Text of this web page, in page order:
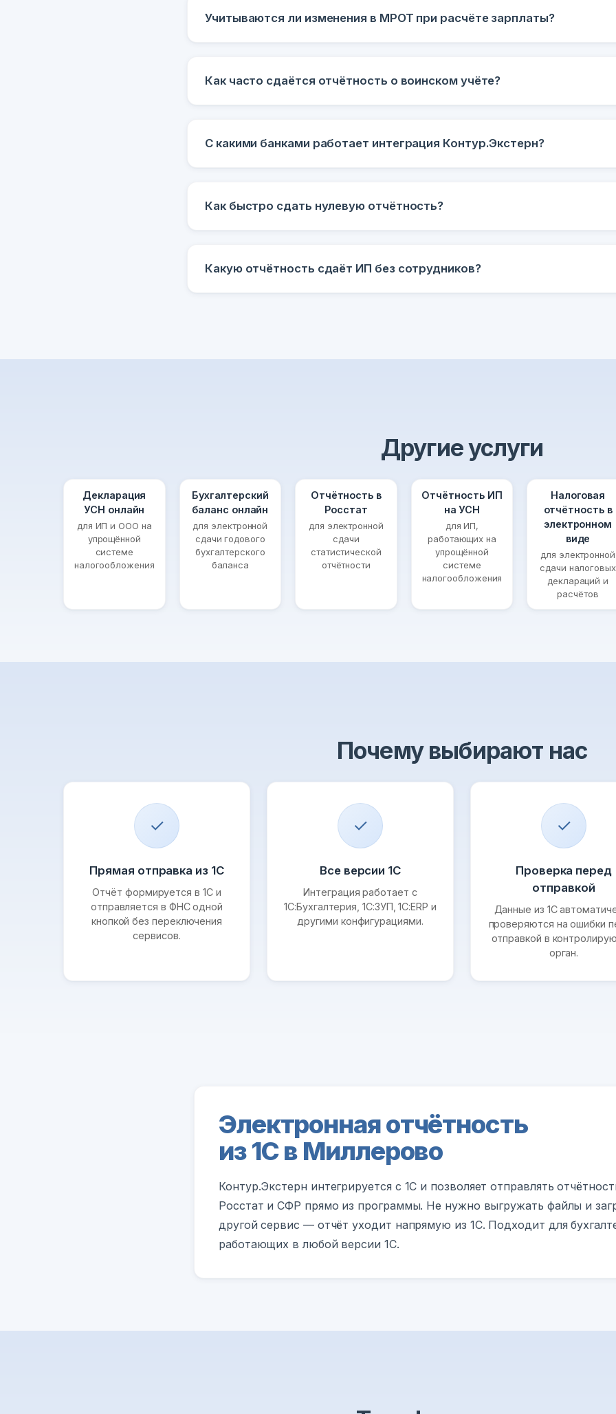
Учитываются ли изменения в МРОТ при расчёте зарплаты?
Как часто сдаётся отчётность о воинском учёте?
С какими банками работает интеграция Контур.Экстерн?
Как быстро сдать нулевую отчётность?
Какую отчётность сдаёт ИП без сотрудников?
Другие услуги
Декларация
УСН онлайн
для ИП и ООО на
упрощённой
системе
налогообложения
Бухгалтерский
баланс онлайн
для электронной
сдачи годового
бухгалтерского
баланса
Отчётность в
Росстат
для электронной
сдачи
статистической
отчётности
Отчётность ИП
на УСН
для ИП,
работающих на
упрощённой
системе
налогообложения
Налоговая
отчётность в
электронном
виде
для электронной
сдачи налоговых
деклараций и
расчётов
Почему выбирают нас
✓
Прямая отправка из 1С
Отчёт формируется в 1С и
отправляется в ФНС одной
кнопкой без переключения
сервисов.
✓
Все версии 1С
Интеграция работает с
1С:Бухгалтерия, 1С:ЗУП, 1С:ERP и
другими конфигурациями.
✓
Проверка перед
отправкой
Данные из 1С
проверяются на ошибки
отправкой в
орган.
Электронная отчётность
из 1С в Миллерово
Контур.Экстерн интегрируется с 1С и позволяет отправлять
Росстат и СФР прямо из программы. Не нужно выгружать файлы и
другой сервис — отчёт уходит напрямую из 1С. Подходит для
работающих в любой версии 1С.